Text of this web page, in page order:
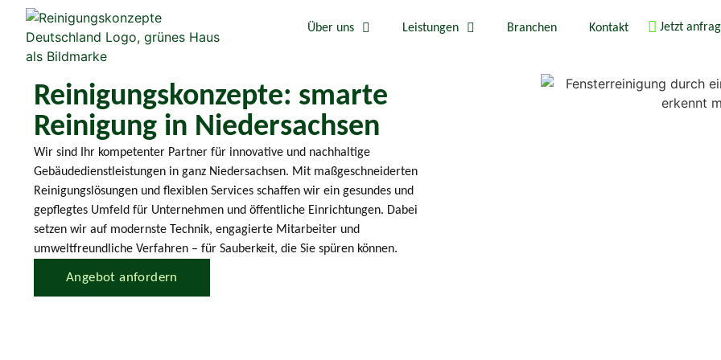
Über uns Leistungen Branchen Kontakt Jetzt
Reinigungskonzepte: smarte
Reinigung in Niedersachsen
Wir sind Ihr kompetenter Partner für innovative und nachhaltige
Gebäudedienstleistungen in ganz Niedersachsen. Mit maßgeschneiderten
Reinigungslösungen und flexiblen Services schaffen wir ein gesundes und
gepflegtes Umfeld für Unternehmen und öffentliche Einrichtungen. Dabei
setzen wir auf modernste Technik, engagierte Mitarbeiter und
umweltfreundliche Verfahren – für Sauberkeit, die Sie spüren können.
Angebot anfordern